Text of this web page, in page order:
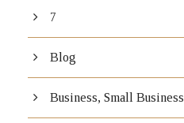
7
Blog
Business, Small Business